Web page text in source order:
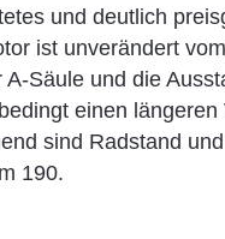
und deutlich
ist unverändert
Säule und die
einen
sind Radstand
190.